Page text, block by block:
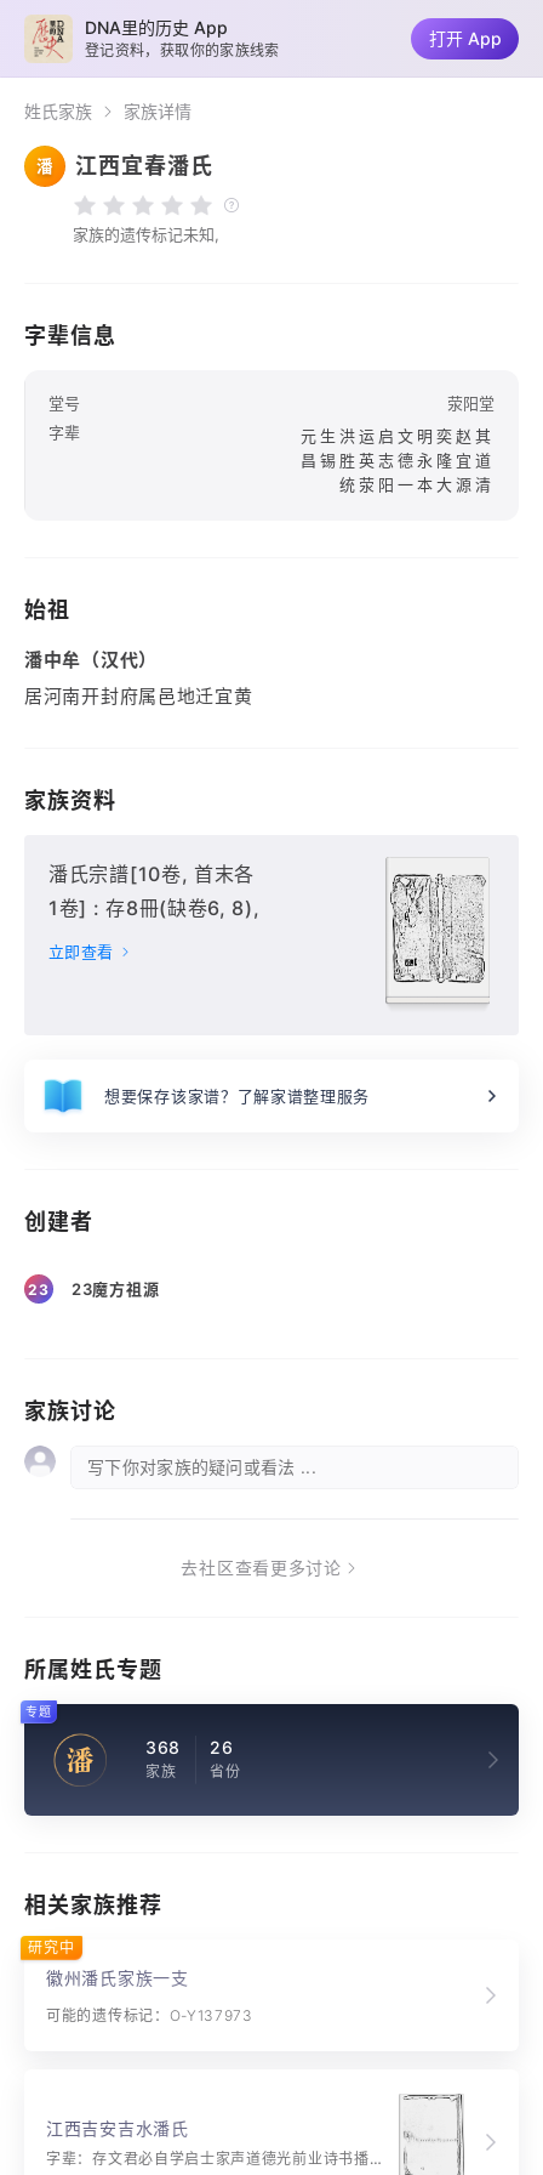
姓氏家族 家族详情
潘 江西宜春潘氏
家族的遗传标记未知,
字辈信息
堂号
荥阳堂
字辈
元生洪运启文明奕赵其
昌锡胜英志德永隆宜道
统荥阳一本大源清
始祖
潘中牟（汉代）
居河南开封府属邑地迁宜黄
家族资料
潘氏宗譜[10卷, 首末各
1卷] : 存8冊(缺卷6, 8),
立即查看
想要保存该家谱？了解家谱整理服务
创建者
23 23魔方祖源
家族讨论
写下你对家族的疑问或看法 ...
去社区查看更多讨论
所属姓氏专题
潘 368
家族
26
省份
专题
相关家族推荐
徽州潘氏家族一支
可能的遗传标记：O-Y137973
研究中
江西吉安吉水潘氏
字辈：存文君必自学启士家声道德光前业诗书播盛名道德相继嗣宝善尚楚书
DNA里的历史 App
登记资料，获取你的家族线索
打开 App